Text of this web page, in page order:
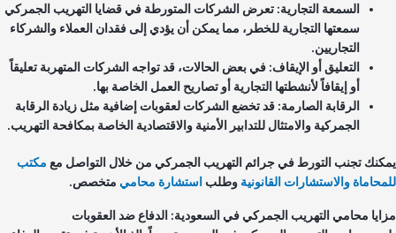
السمعة التجارية: تعرض الشركات المتورطة في قضايا التهريب الجمركي
سمعتها التجارية للخطر، مما يمكن أن يؤدي إلى فقدان العملاء والشركاء
التجاريين.
التعليق أو الإيقاف: في بعض الحالات، قد تواجه الشركات المتهربة تعليقاً
أو إيقافاً لأنشطتها التجارية أو تصاريح العمل الخاصة بها.
الرقابة الصارمة: قد تخضع الشركات لعقوبات إضافية مثل زيادة الرقابة
الجمركية والامتثال للتدابير الأمنية والاقتصادية الخاصة بمكافحة التهريب.
تجنب التورط في جرائم التهريب الجمركي من خلال التواصل معمكتب
والاستشارات القانونيةوطلباستشارة محاميمتخصص.
محامي التهريب الجمركي في السعودية: الدفاع ضد العقوبات